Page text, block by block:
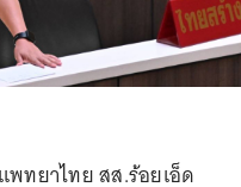
พทยาไทย สส.ร้อยเอ็ด